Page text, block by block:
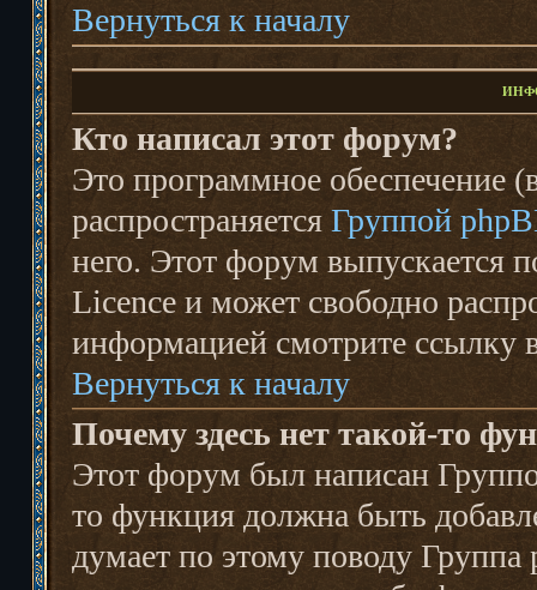
Вернуться к началу
Кто написал этот форум?
Это программное обеспечение
распространяется Группой
него. Этот форум выпускается
Licence и может свободно
информацией смотрите ссылку
Вернуться к началу
Почему здесь нет такой-то
Этот форум был написан
то функция должна быть
думает по этому поводу